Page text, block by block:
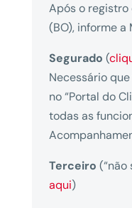
Após o
(BO), informe a
Segurado (
Necessário
no “Portal do
todas as
Terceiro (“não
aqui)